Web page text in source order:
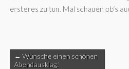
ersteres zu tun. Mal schauen ob’s
Post
navigation
← Wünsche einen schönen
Abendausklag!